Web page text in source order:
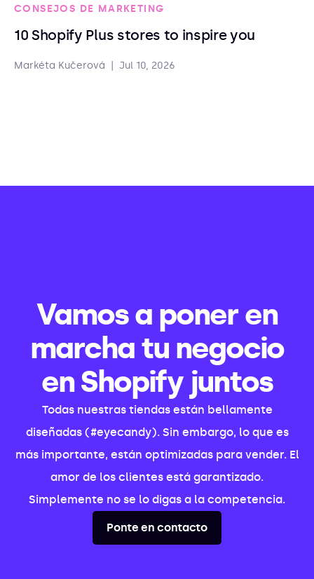
CONSEJOS DE MARKETING
10 Shopify Plus stores to inspire you
Markéta Kučerová Jul 10, 2026
Vamos a poner en
marcha tu negocio
en Shopify juntos
Todas nuestras tiendas están bellamente
diseñadas (#eyecandy). Sin embargo, lo que es
más importante, están optimizadas para vender. El
amor de los clientes está garantizado.
Simplemente no se lo digas a la competencia.
Ponte en contacto